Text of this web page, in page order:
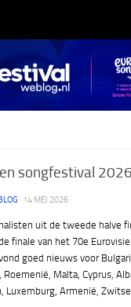
songfestival
· 14 MEI 2026
uit de tweede halve
finale van het 70e
goed nieuws voor
Malta, Cyprus,
Luxemburg, Armenië,